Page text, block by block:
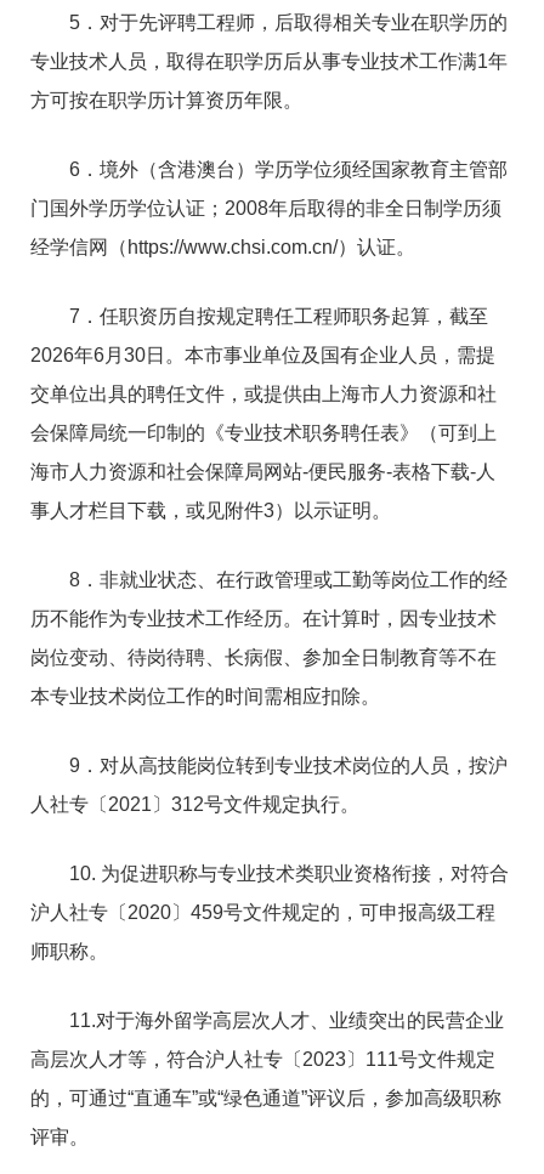
5．对于先评聘工程师，后取得相关专业在职学历的
专业技术人员，取得在职学历后从事专业技术工作满1年
方可按在职学历计算资历年限。
6．境外（含港澳台）学历学位须经国家教育主管部
门国外学历学位认证；2008年后取得的非全日制学历须
经学信网（https://www.chsi.com.cn/）认证。
7．任职资历自按规定聘任工程师职务起算，截至
2026年6月30日。本市事业单位及国有企业人员，需提
交单位出具的聘任文件，或提供由上海市人力资源和社
会保障局统一印制的《专业技术职务聘任表》（可到上
海市人力资源和社会保障局网站-便民服务-表格下载-人
事人才栏目下载，或见附件3）以示证明。
8．非就业状态、在行政管理或工勤等岗位工作的经
历不能作为专业技术工作经历。在计算时，因专业技术
岗位变动、待岗待聘、长病假、参加全日制教育等不在
本专业技术岗位工作的时间需相应扣除。
9．对从高技能岗位转到专业技术岗位的人员，按沪
人社专〔2021〕312号文件规定执行。
10. 为促进职称与专业技术类职业资格衔接，对符合
沪人社专〔2020〕459号文件规定的，可申报高级工程
师职称。
11.对于海外留学高层次人才、业绩突出的民营企业
高层次人才等，符合沪人社专〔2023〕111号文件规定
的，可通过“直通车”或“绿色通道”评议后，参加高级职称
评审。